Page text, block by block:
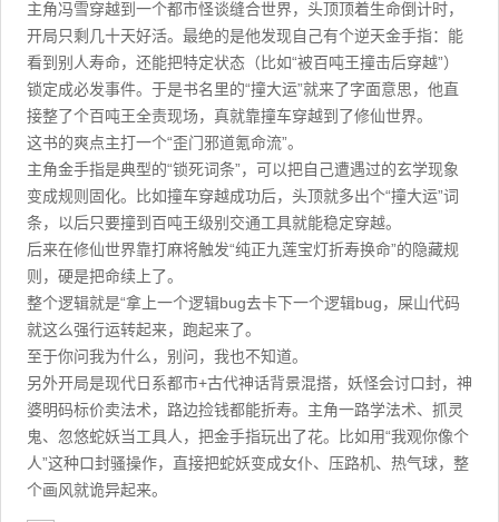
主角冯雪穿越到一个都市怪谈缝合世界，头顶顶着生命倒计时，
开局只剩几十天好活。最绝的是他发现自己有个逆天金手指：能
看到别人寿命，还能把特定状态（比如“被百吨王撞击后穿越”）
锁定成必发事件。于是书名里的“撞大运”就来了字面意思，他直
接整了个百吨王全责现场，真就靠撞车穿越到了修仙世界。
这书的爽点主打一个“歪门邪道氪命流”。
主角金手指是典型的“锁死词条”，可以把自己遭遇过的玄学现象
变成规则固化。比如撞车穿越成功后，头顶就多出个“撞大运”词
条，以后只要撞到百吨王级别交通工具就能稳定穿越。
后来在修仙世界靠打麻将触发“纯正九莲宝灯折寿换命”的隐藏规
则，硬是把命续上了。
整个逻辑就是“拿上一个逻辑bug去卡下一个逻辑bug，屎山代码
就这么强行运转起来，跑起来了。
至于你问我为什么，别问，我也不知道。
另外开局是现代日系都市+古代神话背景混搭，妖怪会讨口封，神
婆明码标价卖法术，路边捡钱都能折寿。主角一路学法术、抓灵
鬼、忽悠蛇妖当工具人，把金手指玩出了花。比如用“我观你像个
人”这种口封骚操作，直接把蛇妖变成女仆、压路机、热气球，整
个画风就诡异起来。